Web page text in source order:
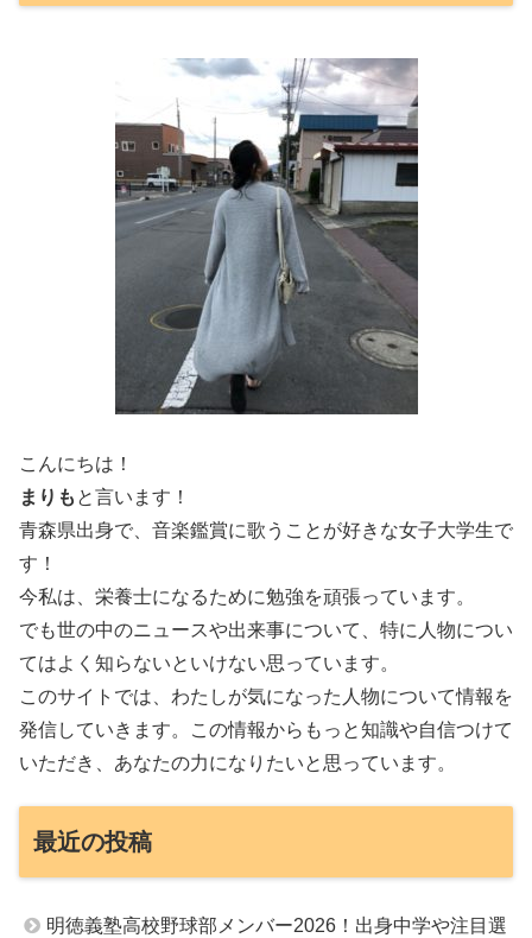
こんにちは！
まりも と言います！
青森県出身で、音楽鑑賞に歌うことが好きな女子大学生で
す！
今私は、栄養士になるために勉強を頑張っています。
でも世の中のニュースや出来事について、特に人物につい
てはよく知らないといけない思っています。
このサイトでは、わたしが気になった人物について情報を
発信していきます。この情報からもっと知識や自信つけて
いただき、あなたの力になりたいと思っています。
最近の投稿
明徳義塾高校野球部メンバー2026！出身中学や注目選